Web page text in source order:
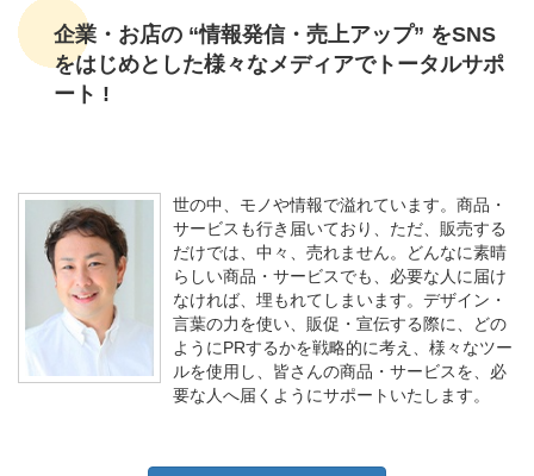
企業・お店の “情報発信・売上アップ” をSNS
をはじめとした様々なメディアでトータルサポ
ート !
世の中、モノや情報で溢れています。商品・
サービスも行き届いており、ただ、販売する
だけでは、中々、売れません。どんなに素晴
らしい商品・サービスでも、必要な人に届け
なければ、埋もれてしまいます。デザイン・
言葉の力を使い、販促・宣伝する際に、どの
ようにPRするかを戦略的に考え、様々なツー
ルを使用し、皆さんの商品・サービスを、必
要な人へ届くようにサポートいたします。